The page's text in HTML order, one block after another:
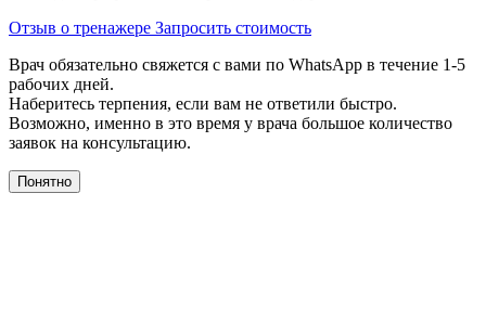
Отзыв о тренажере Запросить стоимость
Врач обязательно свяжется с вами по WhatsApp в течение 1-5
рабочих дней.
Наберитесь терпения, если вам не ответили быстро.
Возможно, именно в это время у врача большое количество
заявок на консультацию.
Понятно